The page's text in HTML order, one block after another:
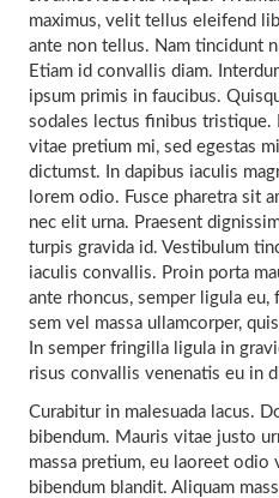
maximus, velit tellus eleifend
ante non tellus. Nam tincidunt
Etiam id convallis diam.
ipsum primis in faucibus.
sodales lectus finibus tristique.
vitae pretium mi, sed egestas
dictumst. In dapibus iaculis
lorem odio. Fusce pharetra sit
nec elit urna. Praesent
turpis gravida id. Vestibulum
iaculis convallis. Proin porta
ante rhoncus, semper ligula
sem vel massa ullamcorper,
In semper fringilla ligula in
risus convallis venenatis eu in
Curabitur in malesuada lacus.
bibendum. Mauris vitae justo
massa pretium, eu laoreet odio
bibendum blandit. Aliquam